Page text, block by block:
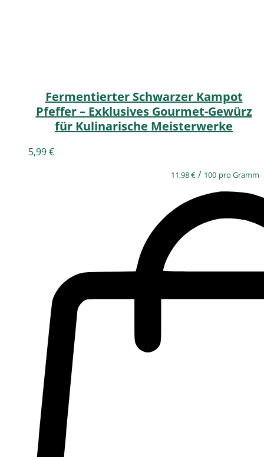
Fermentierter Schwarzer Kampot
Pfeffer – Exklusives Gourmet-Gewürz
für Kulinarische Meisterwerke
5,99€
11,98€ / 100 pro Gramm